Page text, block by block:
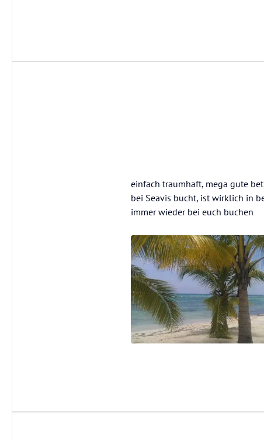
einfach traumhaft, mega gute
bei Seavis bucht, ist wirklich in
immer wieder bei euch buchen